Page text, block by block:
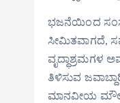
ಭಜನೆಯಿಂದ
ಸೀಮಿತವಾಗದೆ,
ವೃದ್ಧಾಶ್ರಮಗಳ
ತಿಳಿಸುವ
ಮಾನವೀಯ